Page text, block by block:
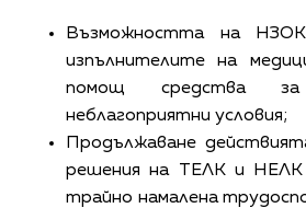
Възможността на
изпълнителите на
помощ средства
неблагоприятни условия;
Продължаване
решения на ТЕЛК и НЕЛК
трайно намалена